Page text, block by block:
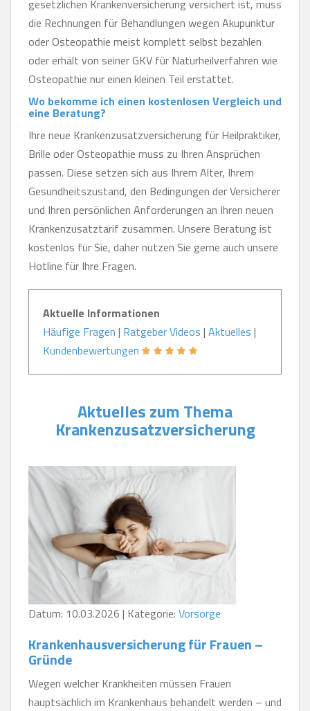
gesetzlichen Krankenversicherung versichert ist, muss
die Rechnungen für Behandlungen wegen Akupunktur
oder Osteopathie meist komplett selbst bezahlen
oder erhält von seiner GKV für Naturheilverfahren wie
Osteopathie nur einen kleinen Teil erstattet.
Wo bekomme ich einen kostenlosen Vergleich und
eine Beratung?
Ihre neue Krankenzusatzversicherung für Heilpraktiker,
Brille oder Osteopathie muss zu Ihren Ansprüchen
passen. Diese setzen sich aus Ihrem Alter, Ihrem
Gesundheitszustand, den Bedingungen der Versicherer
und Ihren persönlichen Anforderungen an Ihren neuen
Krankenzusatztarif zusammen. Unsere Beratung ist
kostenlos für Sie, daher nutzen Sie gerne auch unsere
Hotline für Ihre Fragen.
Aktuelle Informationen
Häufige Fragen | Ratgeber Videos | Aktuelles |
Kundenbewertungen
Aktuelles zum Thema
Krankenzusatzversicherung
Datum: 10.03.2026 | Kategorie: Vorsorge
Krankenhausversicherung für Frauen –
Gründe
Wegen welcher Krankheiten müssen Frauen
hauptsächlich im Krankenhaus behandelt werden – und